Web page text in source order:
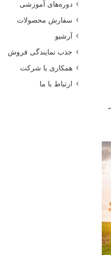
دوره‌های آموزشی
سفارش محصولات
آرشیو
جذب نمایندگی فروش
همکاری با شرکت
ارتباط با ما